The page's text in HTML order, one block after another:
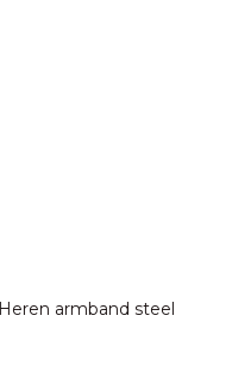
Heren armband steel